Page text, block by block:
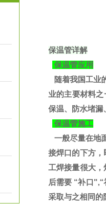
保温管详解
保温管应用
随着我国工业
业的主要材料
保温、防水堵漏
保温管施工
一般尽量在地
接焊口的下方
工焊接量很大
后需要 “补口
采取与之相同的